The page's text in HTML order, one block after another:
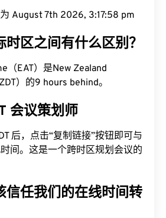
August 7th 2026, 3:17:59 pm
区之间有什么区别？
（EAT）是New Zealand
）的9 hours behind。
会议策划师
后，点击“复制链接”按钮即可与
间。这是一个跨时区规划会议的
信任我们的在线时间转